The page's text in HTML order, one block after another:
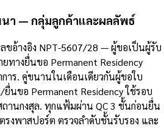
า — กลุ่มลูกค้าและผลลัพธ์
ขอ้างอิง NPT-5607/28 — ผู้ขอเป็นผู้รับ
ทางยื่นขอ Permanent Residency
าร. คู่ขนานในเดือนเดียวกันผู้ขอใบ
นขอ Permanent Residency ใช้รอบ
ถานกงสุล. ทุกแฟ้มผ่าน QC 3 ชั้นก่อนยื่น
รงพาสปอร์ต ตรวจลำดับชั้นรับรอง และ